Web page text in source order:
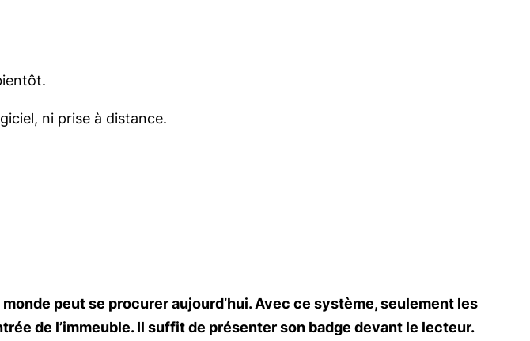
ni prise à distance.
peut se procurer aujourd’hui. Avec ce système, seulement les
de l’immeuble. Il suffit de présenter son badge devant le lecteur.